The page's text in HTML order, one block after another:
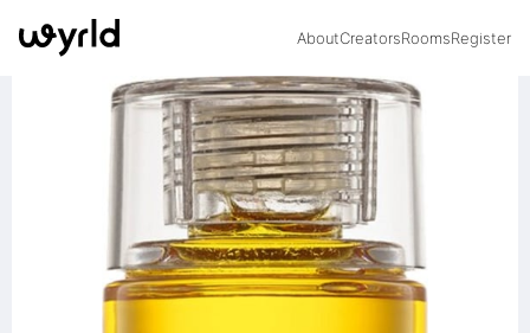
AboutCreatorsRoomsRegister